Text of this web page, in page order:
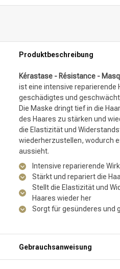
Produktbeschreibung
Kérastase - Résistance -
ist eine intensive reparierende
geschädigtes und
Die Maske dringt tief in die
des Haares zu stärken und
die Elastizität und
wiederherzustellen, wodurch
aussieht.
Intensive reparierende
Stärkt und repariert die
Stellt die Elastizität und
Haares wieder her
Sorgt für gesünderes und
Gebrauchsanweisung